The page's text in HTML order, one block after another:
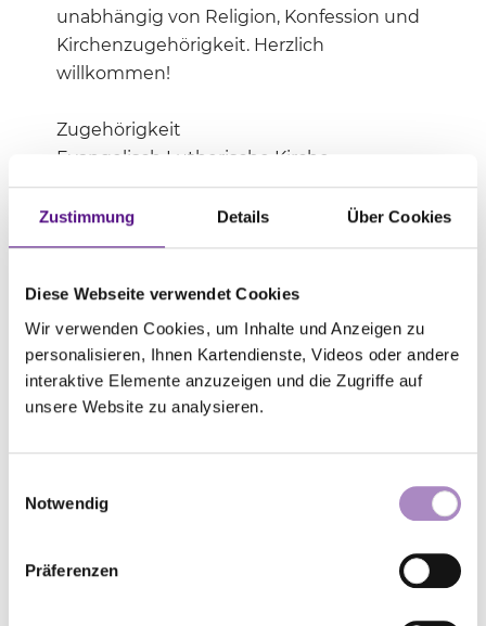
Zustimmung Details Über Cookies
Diese Webseite verwendet Cookies
Wir verwenden Cookies, um Inhalte und Anzeigen zu
personalisieren, Ihnen Kartendienste, Videos oder andere
interaktive Elemente anzuzeigen und die Zugriffe auf
unsere Website zu analysieren.
Notwendig
Präferenzen
unabhängig von Religion, Konfession und
Kirchenzugehörigkeit. Herzlich
willkommen!
Zugehörigkeit
Evangelisch Lutherische Kirche
Schwedens
Gottesdienst
Einrichtungen
Krabbelgruppe, Samstags-Kindergruppe,
Kindergottesdienst, Junge Gemeinde,
Bibelkreis, Chor, Seniorengruppe
monatliches Informationsblatt